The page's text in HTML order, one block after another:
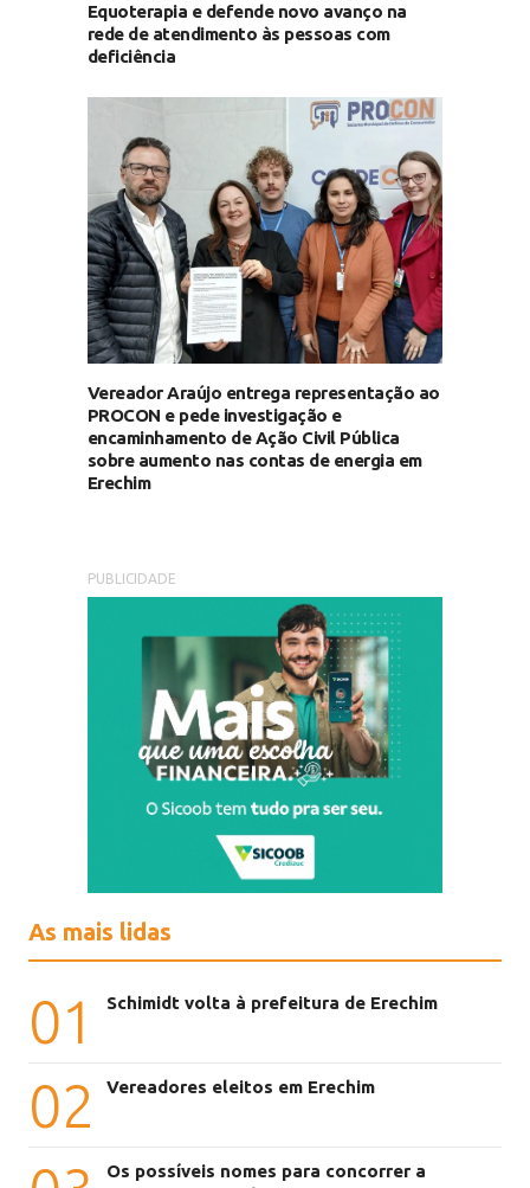
Equoterapia e defende novo avanço na
rede de atendimento às pessoas com
deficiência
Vereador Araújo entrega representação ao
PROCON e pede investigação e
encaminhamento de Ação Civil Pública
sobre aumento nas contas de energia em
Erechim
PUBLICIDADE
As mais lidas
01 Schimidt volta à prefeitura de Erechim
02 Vereadores eleitos em Erechim
Os possíveis nomes para concorrer a